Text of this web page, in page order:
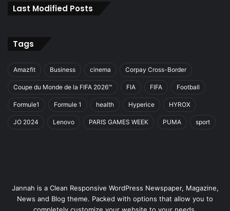
Last Modified Posts
Tags
Amazfit Business cinema Corpay Cross-Border
Coupe du Monde de la FIFA 2026™ FIA FIFA Football
Formule1 Formule 1 health Hyperice HYROX
JO 2024 Lenovo PARIS GAMES WEEK PUMA sport
Jannah is a Clean Responsive WordPress Newspaper, Magazine,
News and Blog theme. Packed with options that allow you to